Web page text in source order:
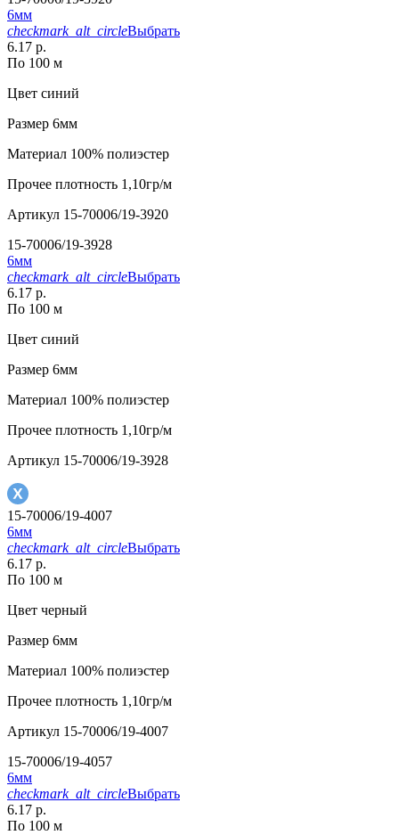
6мм
checkmark_alt_circleВыбрать
6.17 р.
По 100 м
Цвет синий
Размер 6мм
Материал 100% полиэстер
Прочее плотность 1,10гр/м
Артикул 15-70006/19-3920
15-70006/19-3928
6мм
checkmark_alt_circleВыбрать
6.17 р.
По 100 м
Цвет синий
Размер 6мм
Материал 100% полиэстер
Прочее плотность 1,10гр/м
Артикул 15-70006/19-3928
15-70006/19-4007
6мм
checkmark_alt_circleВыбрать
6.17 р.
По 100 м
Цвет черный
Размер 6мм
Материал 100% полиэстер
Прочее плотность 1,10гр/м
Артикул 15-70006/19-4007
15-70006/19-4057
6мм
checkmark_alt_circleВыбрать
6.17 р.
По 100 м